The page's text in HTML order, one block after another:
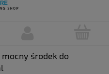
środek do